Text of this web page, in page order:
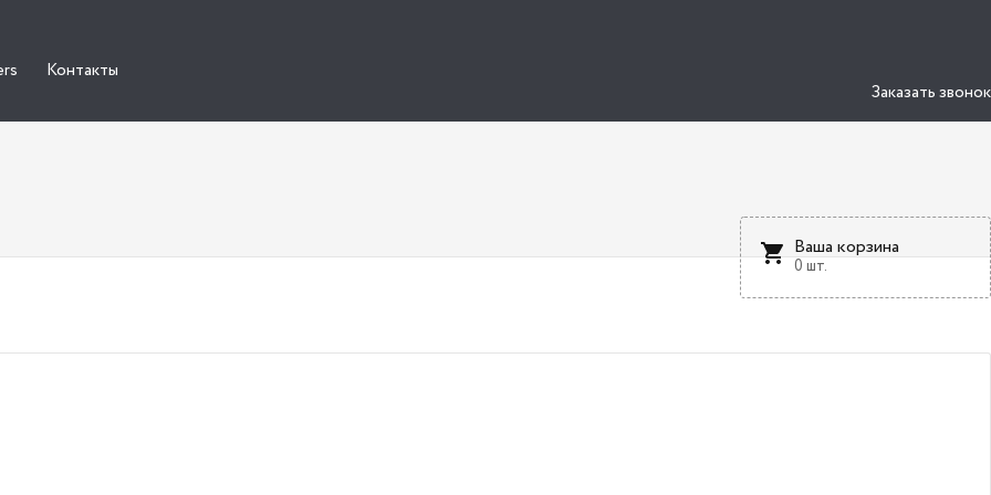
Контакты
Заказать звонок
Ваша корзина
0 шт.